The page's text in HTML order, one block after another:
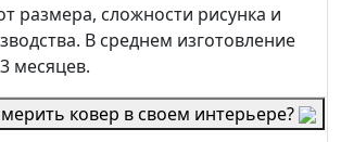
размера, сложности рисунка и
В среднем изготовление
месяцев.
ковер в своем интерьере?